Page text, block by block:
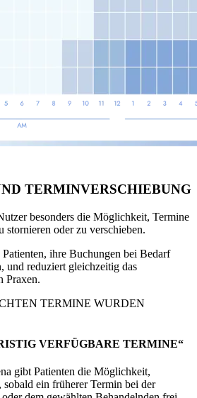
TERMINVERSCHIEBUNG
besonders die Möglichkeit, Termine
oder zu verschieben.
ihre Buchungen bei Bedarf
und reduziert gleichzeitig das
Praxen.
TERMINE WURDEN
VERFÜGBARE TERMINE“
gibt Patienten die Möglichkeit,
ein früherer Termin bei der